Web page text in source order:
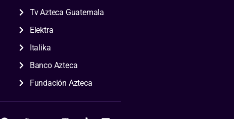
Tv Azteca Guatemala
Elektra
Italika
Banco Azteca
Fundación Azteca